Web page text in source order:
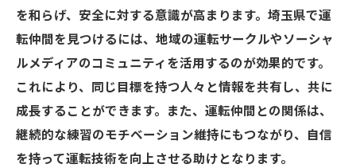
を和らげ、安全に対する意識が高まります。埼玉県で運
転仲間を見つけるには、地域の運転サークルやソーシャ
ルメディアのコミュニティを活用するのが効果的です。
これにより、同じ目標を持つ人々と情報を共有し、共に
成長することができます。また、運転仲間との関係は、
継続的な練習のモチベーション維持にもつながり、自信
を持って運転技術を向上させる助けとなります。